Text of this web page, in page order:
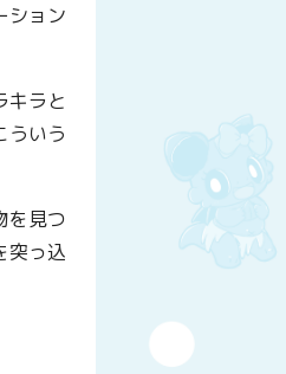
ション
キラと
ういう
を見つ
突っ込